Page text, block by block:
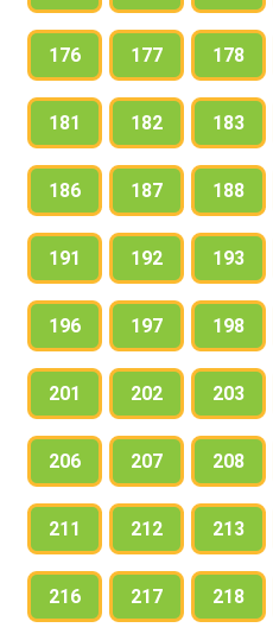
176 177 178
181 182 183
186 187 188
191 192 193
196 197 198
201 202 203
206 207 208
211 212 213
216 217 218